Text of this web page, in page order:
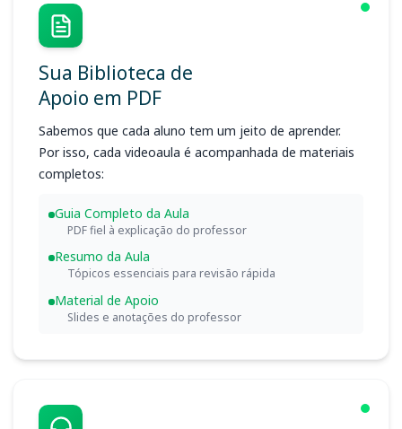
Sua Biblioteca de
Apoio em PDF
Sabemos que cada aluno tem um jeito de aprender.
Por isso, cada videoaula é acompanhada de materiais
completos:
Guia Completo da Aula
PDF fiel à explicação do professor
Resumo da Aula
Tópicos essenciais para revisão rápida
Material de Apoio
Slides e anotações do professor